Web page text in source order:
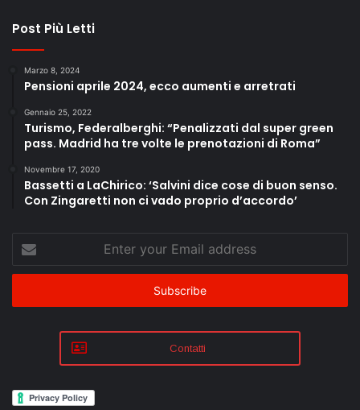
Post Più Letti
Marzo 8, 2024
Pensioni aprile 2024, ecco aumenti e arretrati
Gennaio 25, 2022
Turismo, Federalberghi: “Penalizzati dal super green
pass. Madrid ha tre volte le prenotazioni di Roma”
Novembre 17, 2020
Bassetti a LaChirico: ‘Salvini dice cose di buon senso.
Con Zingaretti non ci vado proprio d’accordo’
your
Email
Contatti